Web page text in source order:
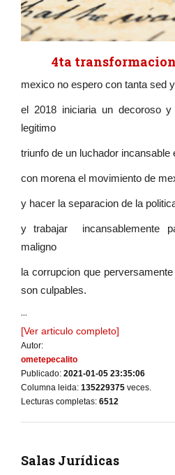
4ta
mexico no espero con tanta sed
el 2018 iniciaria un decoroso
legitimo
triunfo de un luchador incansable
con morena el movimiento de
y hacer la separacion de la
y trabajar incansablemente
maligno
la corrupcion que
son culpables.
...
[Ver articulo completo]
Autor:
ometepecalito
Publicado: 2021-01-05 23:35:06
Columna leida: 135229375 veces.
Lecturas completas: 6512
Salas Jurídicas